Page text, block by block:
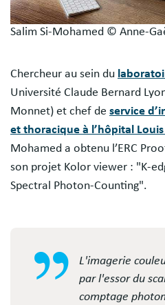
Salim Si-Mohamed © Anne-
Chercheur au sein du
Université Claude Bernard
Monnet) et chef de service
et thoracique à l’hôpital Louis
Mohamed a obtenu l’ERC
son projet Kolor viewer : "K-
Spectral Photon-Counting".
L'imagerie
par l'essor du
comptage